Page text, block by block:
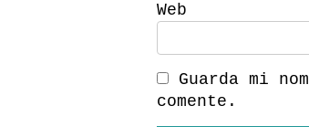
Web
Guarda mi
comente.